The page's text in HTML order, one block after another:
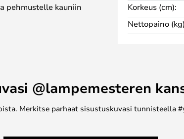
pehmustelle kauniin
kosketustuntuman.
Korkeus (cm):
Nettopaino
@lampemesteren
Merkitse parhaat sisustuskuvasi tunnisteella